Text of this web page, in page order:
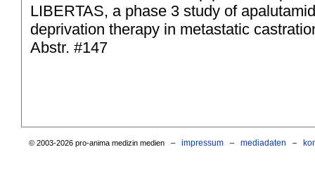
LIBERTAS, a phase 3 study of
deprivation therapy in metastatic
Abstr. #147
© 2003-2026 pro-anima medizin medien – impressum – mediadaten –